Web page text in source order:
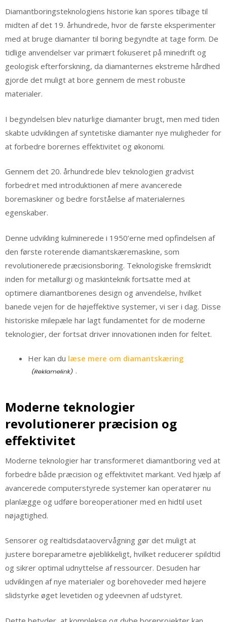
Diamantboringsteknologiens historie kan spores tilbage til
midten af det 19. århundrede, hvor de første eksperimenter
med at bruge diamanter til boring begyndte at tage form. De
tidlige anvendelser var primært fokuseret på minedrift og
geologisk efterforskning, da diamanternes ekstreme hårdhed
gjorde det muligt at bore gennem de mest robuste
materialer.
I begyndelsen blev naturlige diamanter brugt, men med tiden
skabte udviklingen af syntetiske diamanter nye muligheder for
at forbedre borernes effektivitet og økonomi.
Gennem det 20. århundrede blev teknologien gradvist
forbedret med introduktionen af mere avancerede
boremaskiner og bedre forståelse af materialernes
egenskaber.
Denne udvikling kulminerede i 1950’erne med opfindelsen af
den første roterende diamantskæremaskine, som
revolutionerede præcisionsboring. Teknologiske fremskridt
inden for metallurgi og maskinteknik fortsatte med at
optimere diamantborenes design og anvendelse, hvilket
banede vejen for de højeffektive systemer, vi ser i dag. Disse
historiske milepæle har lagt fundamentet for de moderne
teknologier, der fortsat driver innovationen inden for feltet.
Her kan du læse mere om diamantskæring
.
Moderne teknologier
revolutionerer præcision og
effektivitet
Moderne teknologier har transformeret diamantboring ved at
forbedre både præcision og effektivitet markant. Ved hjælp af
avancerede computerstyrede systemer kan operatører nu
planlægge og udføre boreoperationer med en hidtil uset
nøjagtighed.
Sensorer og realtidsdataovervågning gør det muligt at
justere boreparametre øjeblikkeligt, hvilket reducerer spildtid
og sikrer optimal udnyttelse af ressourcer. Desuden har
udviklingen af nye materialer og borehoveder med højere
slidstyrke øget levetiden og ydeevnen af udstyret.